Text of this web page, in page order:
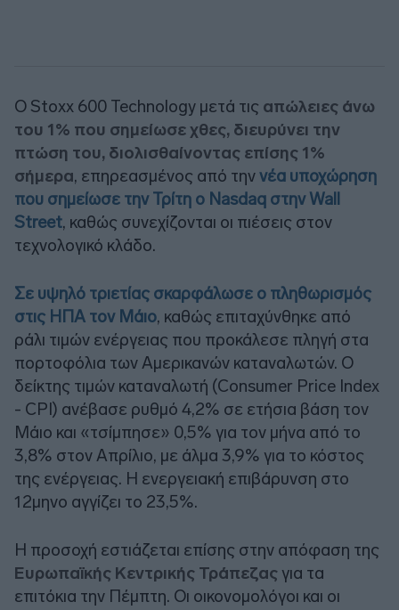
O Stoxx 600 Technology μετά τις απώλειες άνω
του 1% που σημείωσε χθες, διευρύνει την
πτώση του, διολισθαίνοντας επίσης 1%
σήμερα, επηρεασμένος από τηννέα υποχώρηση
που σημείωσε την Τρίτη ο Nasdaq στην Wall
Street, καθώς συνεχίζονται οι πιέσεις στον
τεχνολογικό κλάδο.
Σε υψηλό τριετίας σκαρφάλωσε ο πληθωρισμός
στις ΗΠΑ τον Μάιο, καθώς επιταχύνθηκε από
ράλι τιμών ενέργειας που προκάλεσε πληγή στα
πορτοφόλια των Αμερικανών καταναλωτών. Ο
δείκτης τιμών καταναλωτή (Consumer Price Index
- CPI) ανέβασε ρυθμό 4,2% σε ετήσια βάση τον
Μάιο και «τσίμπησε» 0,5% για τον μήνα από το
3,8% στον Απρίλιο, με άλμα 3,9% για το κόστος
της ενέργειας. Η ενεργειακή επιβάρυνση στο
12μηνο αγγίζει το 23,5%.
Η προσοχή εστιάζεται επίσης στην απόφαση της
Ευρωπαϊκής Κεντρικής Τράπεζας για τα
επιτόκια την Πέμπτη. Οι οικονομολόγοι και οι